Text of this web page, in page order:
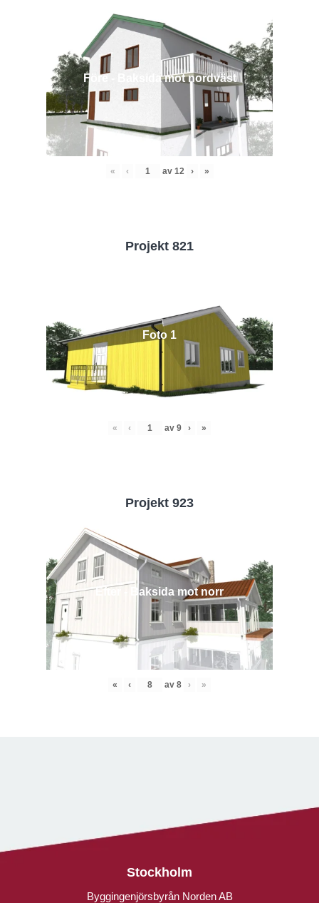
Före - Baksida mot nordväst
« ‹ av 12 › »
Projekt 821
Foto 1
« ‹ av 9 › »
Projekt 923
Efter - Baksida mot norr
« ‹ av 8 › »
Stockholm
Byggingenjörsbyrån Norden AB